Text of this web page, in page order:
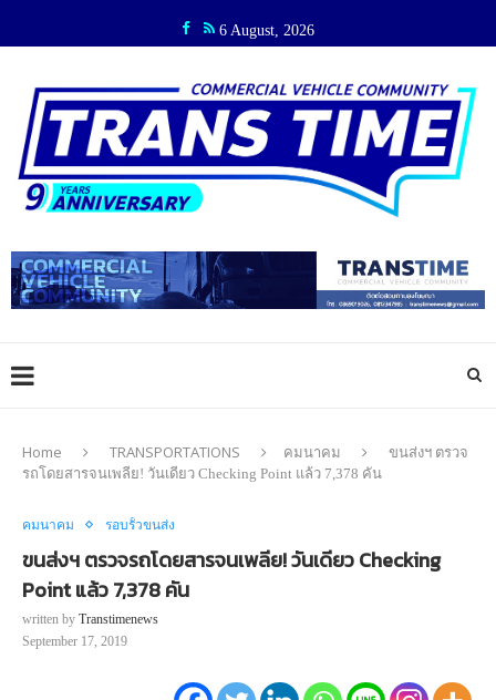
6 August, 2026
Home TRANSPORTATIONS คมนาคม
ขนส่งฯ ตรวจ
รถโดยสารจนเพลีย! วันเดียว Checking Point แล้ว 7,378 คัน
คมนาคม รอบรั้วขนส่ง
ขนส่งฯ ตรวจรถโดยสารจนเพลีย! วันเดียว Checking
Point แล้ว 7,378 คัน
written by Transtimenews
September 17, 2019